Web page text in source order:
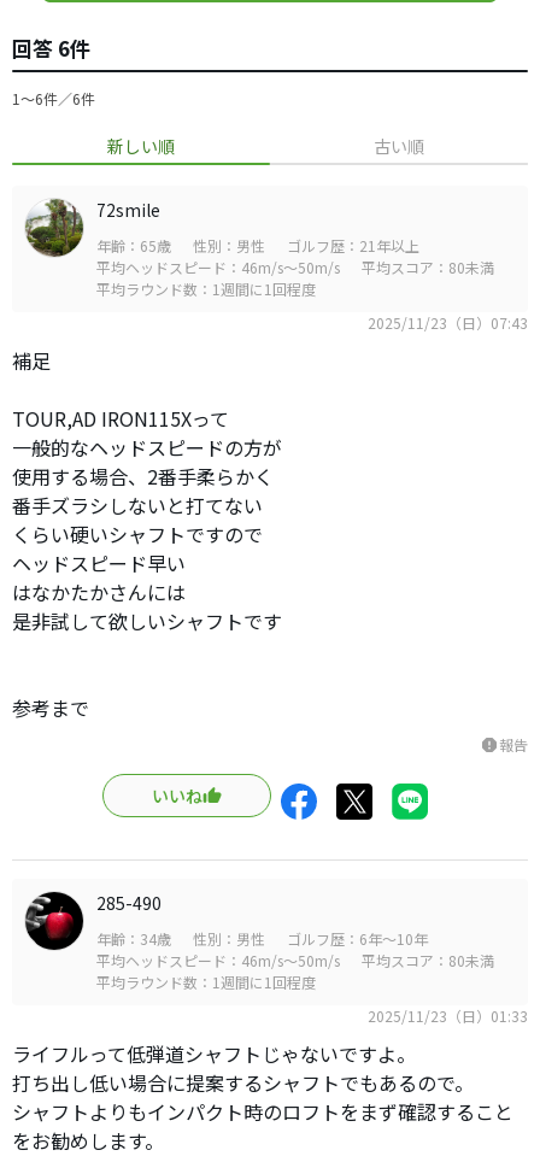
回答 6件
1〜6件／6件
新しい順 古い順
72smile
年齢：65歳 性別：男性
ゴルフ歴：21年以上
平均ヘッドスピード：46m/s～50m/s
平均スコア：80未満
平均ラウンド数：1週間に1回程度
2025/11/23（日）07:43
補足
TOUR,AD IRON115Xって
一般的なヘッドスピードの方が
使用する場合、2番手柔らかく
番手ズラシしないと打てない
くらい硬いシャフトですので
ヘッドスピード早い
はなかたかさんには
是非試して欲しいシャフトです
参考まで
report報告
いいね
285-490
年齢：34歳 性別：男性
ゴルフ歴：6年～10年
平均ヘッドスピード：46m/s～50m/s
平均スコア：80未満
平均ラウンド数：1週間に1回程度
2025/11/23（日）01:33
ライフルって低弾道シャフトじゃないですよ。
打ち出し低い場合に提案するシャフトでもあるので。
シャフトよりもインパクト時のロフトをまず確認すること
をお勧めします。